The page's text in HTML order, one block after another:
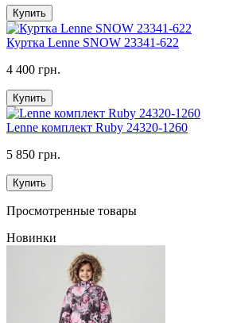
Купить
Куртка Lenne SNOW 23341-622
4 400 грн.
Купить
Lenne комплект Ruby 24320-1260
5 850 грн.
Купить
Просмотренные товары
Новинки